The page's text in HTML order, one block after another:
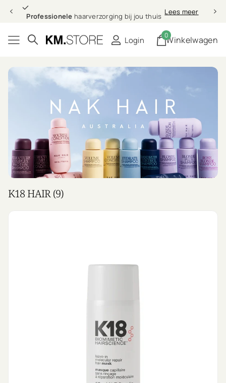
Professionele haarverzorging bij jou thuis Lees meer
Login Winkelwagen
0
K18 HAIR (9)